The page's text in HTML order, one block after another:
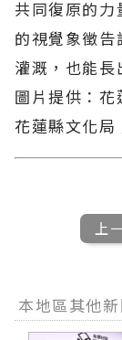
共同復原的
的視覺象徵
灌溉，也能長
圖片提供：花
花蓮縣文化局
上
本地區其他